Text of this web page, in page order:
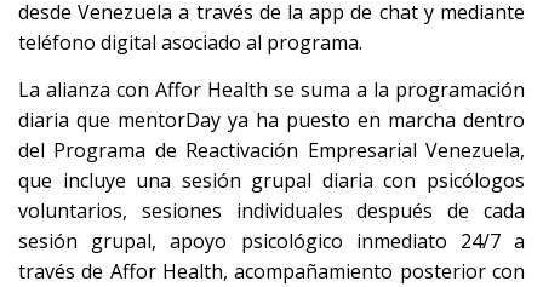
desde Venezuela a través de la app de chat y mediante
teléfono digital asociado al programa.
La alianza con Affor Health se suma a la programación
diaria que mentorDay ya ha puesto en marcha dentro
del Programa de Reactivación Empresarial Venezuela,
que incluye una sesión grupal diaria con psicólogos
voluntarios, sesiones individuales después de cada
sesión grupal, apoyo psicológico inmediato 24/7 a
través de Affor Health, acompañamiento posterior con